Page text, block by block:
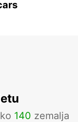
140 zemalja